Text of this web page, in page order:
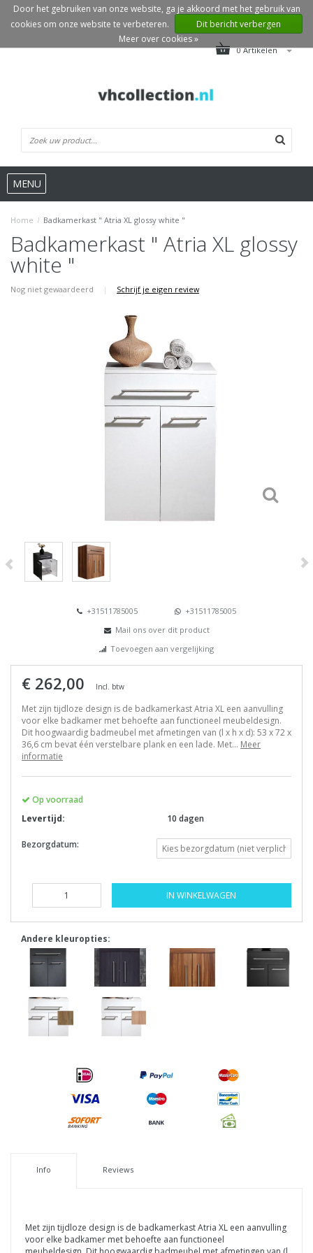
0 Artikelen
MENU
Home / Badkamerkast " Atria XL glossy white "
Badkamerkast " Atria XL glossy
white "
Nog niet gewaardeerd | Schrijf je eigen review
+31511785005
+31511785005
Mail ons over dit product
Toevoegen aan vergelijking
€ 262,00 Incl. btw
Met zijn tijdloze design is de badkamerkast Atria XL een aanvulling
voor elke badkamer met behoefte aan functioneel meubeldesign.
Dit hoogwaardig badmeubel met afmetingen van (l x h x d): 53 x 72 x
36,6 cm bevat één verstelbare plank en een lade. Met... Meer
informatie
Op voorraad
Levertijd:
10 dagen
Bezorgdatum:
IN WINKELWAGEN
Andere kleuropties:
Info Reviews
Met zijn tijdloze design is de badkamerkast Atria XL een aanvulling
voor elke badkamer met behoefte aan functioneel
Door het gebruiken van onze website, ga je akkoord met het gebruik van
cookies om onze website te verbeteren.
Dit bericht verbergen
Meer over cookies »